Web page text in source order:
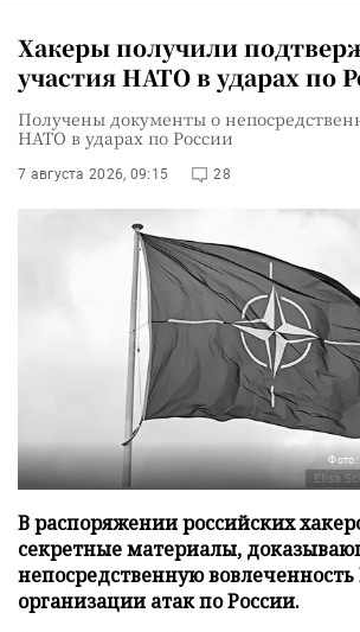
Хакеры получили
участия НАТО в ударах по
Получены документы о
НАТО в ударах по России
7 августа 2026, 09:15 28
Фото:
В распоряжении российских
секретные материалы,
непосредственную
организации атак по России.